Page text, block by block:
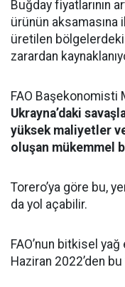
bir sepetteki aylık
Gıda Fiyat Endeksi,
2023’ten bu yana
FAO’ya göre
endeksindeki aylık